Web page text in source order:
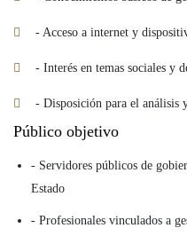
- Acceso a internet y
- Interés en temas sociales y
- Disposición para el análisis
Público objetivo
- Servidores públicos de
Estado
- Profesionales vinculados a